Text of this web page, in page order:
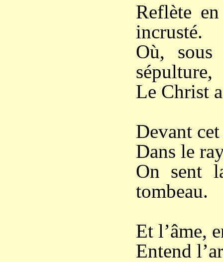
Reflète
incrusté.
Où,
sépulture,
Le Christ
Devant
Dans le
On sent
tombeau.
Et l’âme,
Entend